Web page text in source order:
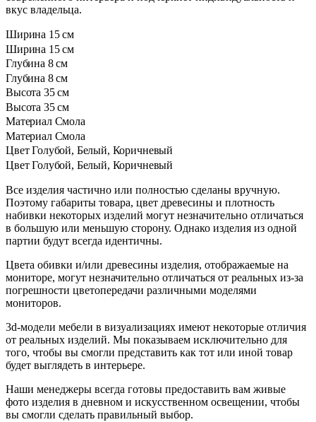
вкус владельца.
Ширина 15 см
Ширина 15 см
Глубина 8 см
Глубина 8 см
Высота 35 см
Высота 35 см
Материал Смола
Материал Смола
Цвет Голубой, Белый, Коричневый
Цвет Голубой, Белый, Коричневый
Все изделия частично или полностью сделаны вручную.
Поэтому габариты товара, цвет древесины и плотность
набивки некоторых изделий могут незначительно отличаться
в большую или меньшую сторону. Однако изделия из одной
партии будут всегда идентичны.
Цвета обивки и/или древесины изделия, отображаемые на
мониторе, могут незначительно отличаться от реальных из-за
погрешности цветопередачи различными моделями
мониторов.
3d-модели мебели в визуализациях имеют некоторые отличия
от реальных изделий. Мы показываем исключительно для
того, чтобы вы смогли представить как тот или иной товар
будет выглядеть в интерьере.
Наши менеджеры всегда готовы предоставить вам живые
фото изделия в дневном и искусственном освещении, чтобы
вы смогли сделать правильный выбор.